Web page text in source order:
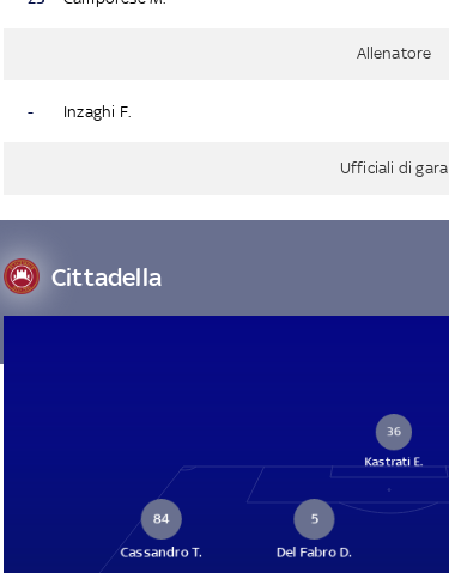
Allenatore
- Inzaghi F.
Ufficiali di gara
Cittadella
36
Kastrati E.
84
Cassandro T.
5
Del Fabro D.